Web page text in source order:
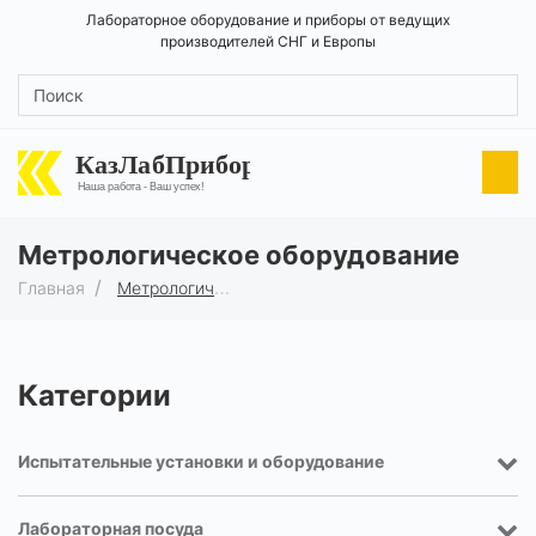
Лабораторное оборудование и приборы от ведущих
производителей СНГ и Европы
КазЛабПрибор
Наша работа - Ваш успех!
Метрологическое оборудование
Главная Метрологическое оборудование
Категории
Испытательные установки и оборудование
Лабораторная посуда